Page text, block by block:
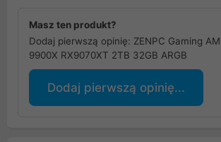
Masz ten produkt?
Dodaj pierwszą opinię: ZENPC Gaming
9900X RX9070XT 2TB 32GB ARGB
Dodaj pierwszą opinię...